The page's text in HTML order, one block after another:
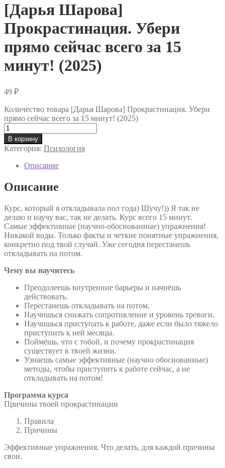
[Дарья Шарова]
Прокрастинация. Убери
прямо сейчас всего за 15
минут! (2025)
49 ₽
Количество товара [Дарья Шарова] Прокрастинация. Убери
прямо сейчас всего за 15 минут! (2025)
В корзину
Категория: Психология
Описание
Описание
Курс, который я откладывала пол года) Шучу!)) Я так не
делаю и научу вас, так не делать. Курс всего 15 минут.
Самые эффективные (научно-обоснованные) упражнения!
Никакой воды. Только факты и четкие понятные упражнения,
конкретно под твой случай. Уже сегодня перестанешь
откладывать на потом.
Чему вы научитесь
Преодолеешь внутренние барьеры и начнёшь
действовать.
Перестанешь откладывать на потом.
Научишься снижать сопротивление и уровень тревоги.
Научишься приступать к работе, даже если было тяжело
приступить к ней месяцы.
Поймёшь, что с тобой, и почему прокрастинация
существует в твоей жизни.
Узнаешь самые эффективные (научно обоснованные)
методы, чтобы приступить к работе сейчас, а не
откладывать на потом!
Программа курса
Причины твоей прокрастинации
Правила
Причины
Эффективные упражнения. Что делать, для каждой причины
свои.